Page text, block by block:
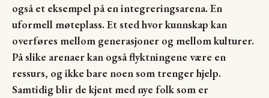
også et eksempel på en integreringsarena. En
uformell møteplass. Et sted hvor kunnskap kan
overføres mellom generasjoner og mellom kulturer.
På slike arenaer kan også flyktningene være en
ressurs, og ikke bare noen som trenger hjelp.
Samtidig blir de kjent med nye folk som er